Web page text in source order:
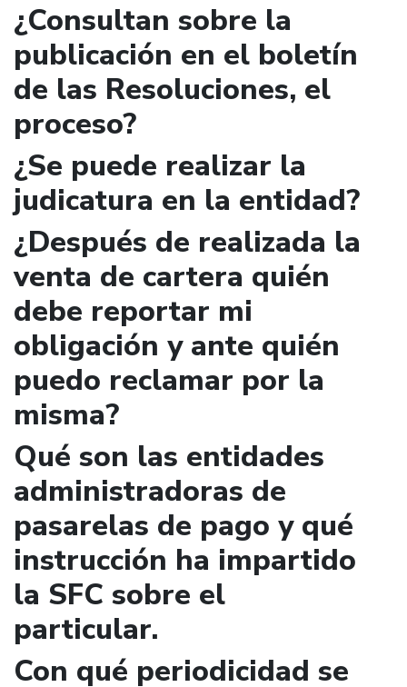
¿Consultan sobre la
publicación en el boletín
de las Resoluciones, el
proceso?
¿Se puede realizar la
judicatura en la entidad?
¿Después de realizada la
venta de cartera quién
debe reportar mi
obligación y ante quién
puedo reclamar por la
misma?
Qué son las entidades
administradoras de
pasarelas de pago y qué
instrucción ha impartido
la SFC sobre el
particular.
Con qué periodicidad se